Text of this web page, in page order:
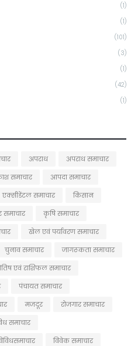
(1)
(1)
(101)
(3)
(1)
(42)
(1)
अपराध
अपराध समाचार
समाचार
आपदा समाचार
एक्सीडेंटल समाचार
किसान
समाचार
कृषि समाचार
खेल एवं पर्यावरण समाचार
चुनाव समाचार
जागरूकता समाचार
एवं राशिफल समाचार
पंचायत समाचार
मजदूर
रोजगार समाचार
समाचार
विवेक समाचार